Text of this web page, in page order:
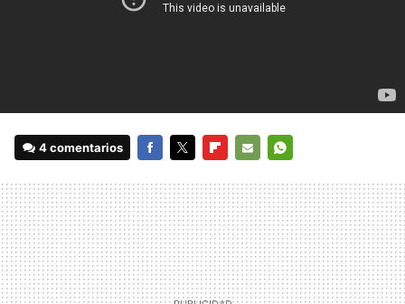
4 comentarios
MAIL